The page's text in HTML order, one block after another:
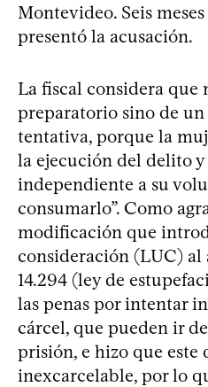
Montevideo. Seis
presentó la acusación.
La fiscal considera que
preparatorio sino de
tentativa, porque la
la ejecución del delito y
independiente a su
consumarlo”. Como
modificación que
consideración (LUC)
14.294 (ley de
las penas por intentar
cárcel, que pueden ir
prisión, e hizo que este
inexcarcelable, por lo